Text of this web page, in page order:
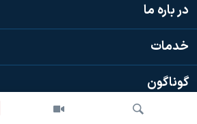
در باره ما
خدمات
گوناگون